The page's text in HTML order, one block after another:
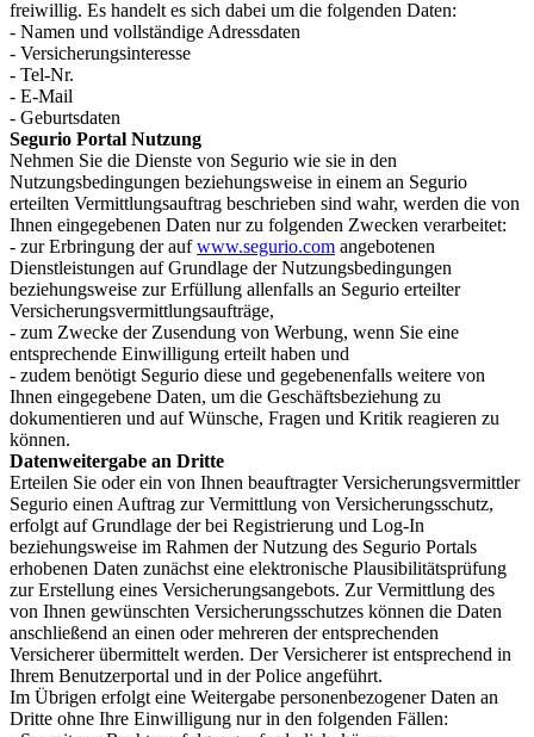
freiwillig. Es handelt es sich dabei um die folgenden Daten:
- Namen und vollständige Adressdaten
- Versicherungsinteresse
- Tel-Nr.
- E-Mail
- Geburtsdaten
Segurio Portal Nutzung
Nehmen Sie die Dienste von Segurio wie sie in den
Nutzungsbedingungen beziehungsweise in einem an Segurio
erteilten Vermittlungsauftrag beschrieben sind wahr, werden die von
Ihnen eingegebenen Daten nur zu folgenden Zwecken verarbeitet:
- zur Erbringung der aufwww.segurio.com angebotenen
Dienstleistungen auf Grundlage der Nutzungsbedingungen
beziehungsweise zur Erfüllung allenfalls an Segurio erteilter
Versicherungsvermittlungsaufträge,
- zum Zwecke der Zusendung von Werbung, wenn Sie eine
entsprechende Einwilligung erteilt haben und
- zudem benötigt Segurio diese und gegebenenfalls weitere von
Ihnen eingegebene Daten, um die Geschäftsbeziehung zu
dokumentieren und auf Wünsche, Fragen und Kritik reagieren zu
können.
Datenweitergabe an Dritte
Erteilen Sie oder ein von Ihnen beauftragter Versicherungsvermittler
Segurio einen Auftrag zur Vermittlung von Versicherungsschutz,
erfolgt auf Grundlage der bei Registrierung und Log-In
beziehungsweise im Rahmen der Nutzung des Segurio Portals
erhobenen Daten zunächst eine elektronische Plausibilitätsprüfung
zur Erstellung eines Versicherungsangebots. Zur Vermittlung des
von Ihnen gewünschten Versicherungsschutzes können die Daten
anschließend an einen oder mehreren der entsprechenden
Versicherer übermittelt werden. Der Versicherer ist entsprechend in
Ihrem Benutzerportal und in der Police angeführt.
Im Übrigen erfolgt eine Weitergabe personenbezogener Daten an
Dritte ohne Ihre Einwilligung nur in den folgenden Fällen: